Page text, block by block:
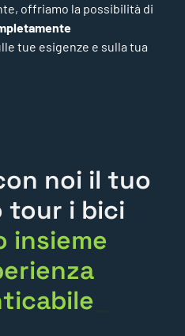
offriamo la possibilità di
tue esigenze e sulla tua
noi il tuo
tour i bici_
durata,
dei
del